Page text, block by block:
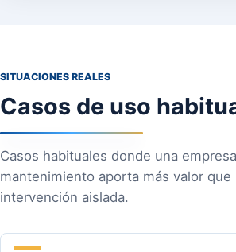
SITUACIONES REALES
Casos de uso
Casos habituales donde una
mantenimiento aporta más valor que
intervención aislada.